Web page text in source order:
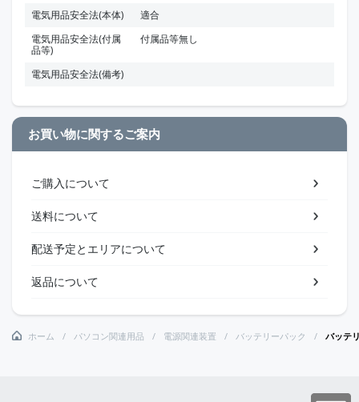
電気用品安全法(本体)
適合
電気用品安全法(付属
品等)
付属品等無し
電気用品安全法(備考)
お買い物に関するご案内
ご購入について
送料について
配送予定とエリアについて
返品について
ホーム パソコン関連用品 電源関連装置 バッテリーパック バッテ